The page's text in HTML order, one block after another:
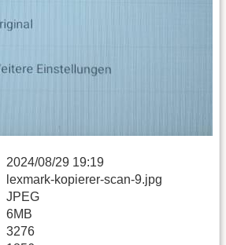
2024/08/29 19:19
lexmark-kopierer-scan-9.jpg
JPEG
6MB
3276